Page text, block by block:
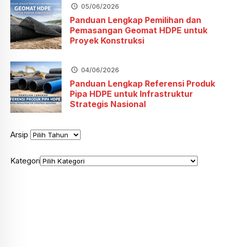
05/06/2026
Panduan Lengkap Pemilihan dan
Pemasangan Geomat HDPE untuk
Proyek Konstruksi
04/06/2026
Panduan Lengkap Referensi Produk
Pipa HDPE untuk Infrastruktur
Strategis Nasional
Arsip
Kategori